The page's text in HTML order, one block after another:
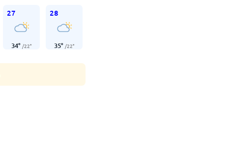
27
34° /22°
28
35° /22°